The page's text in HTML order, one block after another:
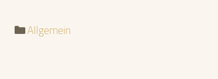
Kategorien
Allgemein